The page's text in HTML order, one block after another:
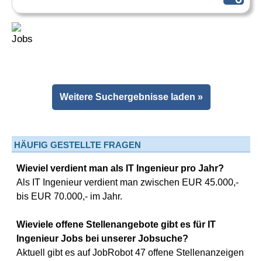
Weitere Suchergebnisse laden »
HÄUFIG GESTELLTE FRAGEN
Wieviel verdient man als IT Ingenieur pro Jahr?
Als IT Ingenieur verdient man zwischen EUR 45.000,-
bis EUR 70.000,- im Jahr.
Wieviele offene Stellenangebote gibt es für IT
Ingenieur Jobs bei unserer Jobsuche?
Aktuell gibt es auf JobRobot 47 offene Stellenanzeigen